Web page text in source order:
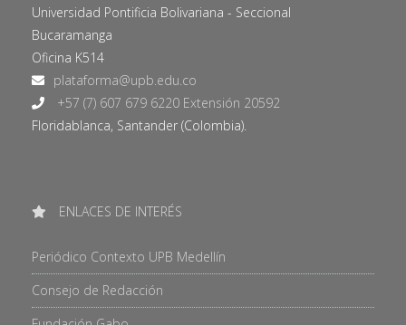
Universidad Pontificia Bolivariana - Seccional
Bucaramanga
Oficina K514
+57 (7) 607 679 6220 Extensión 20592
Floridablanca, Santander (Colombia).
ENLACES DE INTERÉS
Periódico Contexto UPB Medellín
Consejo de Redacción